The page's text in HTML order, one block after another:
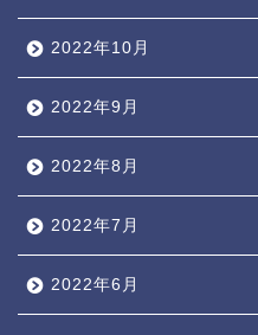
2022年10月
2022年9月
2022年8月
2022年7月
2022年6月